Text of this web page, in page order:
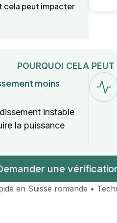
cela peut impacter
POURQUOI CELA PEUT
moins
instable
la puissance
une
en Suisse romande •